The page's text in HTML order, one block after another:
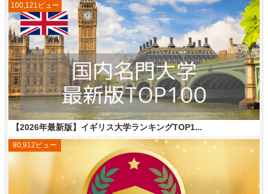
【2026年最新版】イギリス大学ランキングTOP1...
100,121ビュー
90,912ビュー